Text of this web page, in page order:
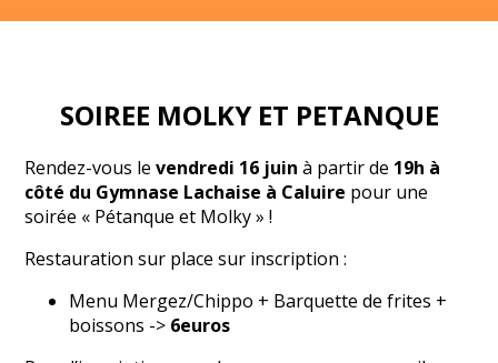
SOIREE MOLKY ET PETANQUE
Rendez-vous levendredi 16 juinà partir de 19h à
côté du Gymnase Lachaise à Caluire pour une
soirée « Pétanque et Molky » !
Restauration sur place sur inscription :
Menu Mergez/Chippo + Barquette de frites +
boissons -> 6euros